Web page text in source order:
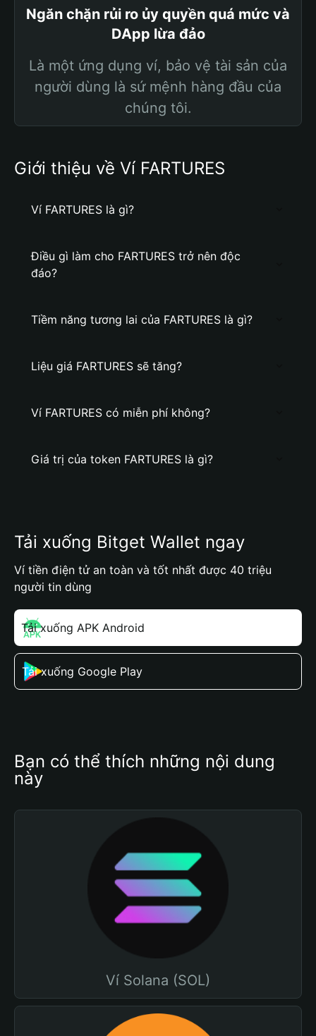
Ngăn chặn rủi ro ủy quyền quá mức và
DApp lừa đảo
Là một ứng dụng ví, bảo vệ tài sản của
người dùng là sứ mệnh hàng đầu của
chúng tôi.
Giới thiệu về Ví FARTURES
Ví FARTURES là gì?
Điều gì làm cho FARTURES trở nên độc
đáo?
Tiềm năng tương lai của FARTURES là gì?
Liệu giá FARTURES sẽ tăng?
Ví FARTURES có miễn phí không?
Giá trị của token FARTURES là gì?
Tải xuống Bitget Wallet ngay
Ví tiền điện tử an toàn và tốt nhất được 40 triệu
người tin dùng
Tải xuống APK Android
Tải xuống Google Play
Bạn có thể thích những nội dung
này
Ví Solana (SOL)